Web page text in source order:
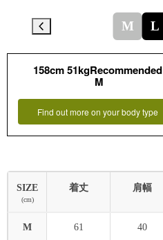
M L
158cm 51kgRecommended
M
Find out more on your body type
SIZE
(cm)
着丈 肩幅
M 61 40